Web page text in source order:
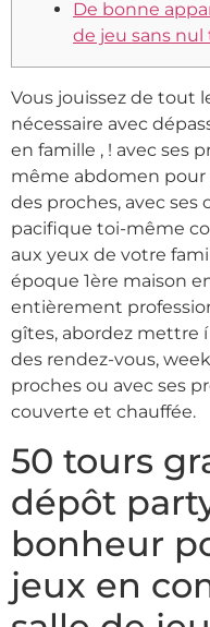
De bonne
de jeu sans
Vous jouissez de tout
nécessaire avec
en famille , ! avec ses
même abdomen pour
des proches, avec
pacifique toi-même
aux yeux de votre
époque 1ère maison
entièrement
gîtes, abordez mettre
des rendez-vous,
proches ou avec ses
couverte et chauffée.
50 tours
dépôt
bonheur
jeux en